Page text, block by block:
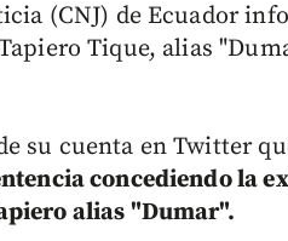
(CNJ) de Ecuador
Tique, alias
su cuenta en Twitter
concediendo la
alias "Dumar".